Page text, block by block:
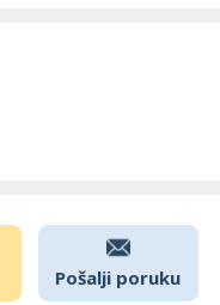
Pošalji poruku